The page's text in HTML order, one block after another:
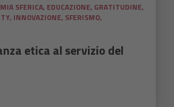
SFERICA, EDUCAZIONE, GRATITUDINE,
, INNOVAZIONE, SFERISMO,
etica al servizio del